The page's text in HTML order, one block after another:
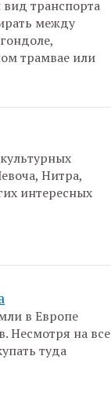
транспорта
между
трамвае или
Нитра,
интересных
в Европе
Несмотря на все
туда